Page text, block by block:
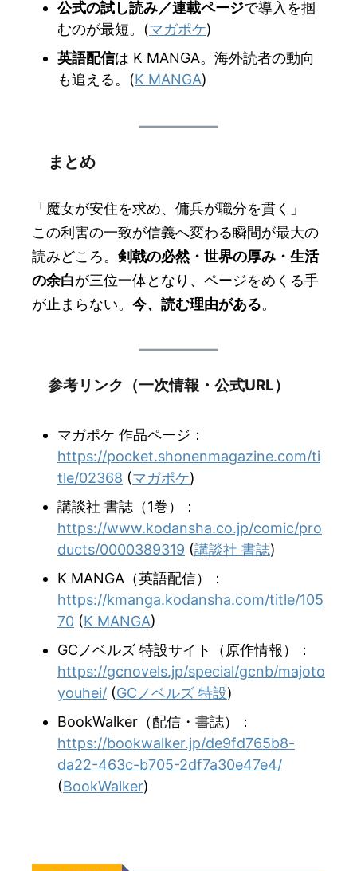
公式の試し読み／連載ページで導入を掴
むのが最短。(マガポケ)
英語配信は K MANGA。海外読者の動向
も追える。(K MANGA)
まとめ
「魔女が安住を求め、傭兵が職分を貫く」
この利害の一致が信義へ変わる瞬間が最大の
読みどころ。 剣戟の必然・世界の厚み・生活
の余白が三位一体となり、ページをめくる手
が止まらない。 今、読む理由がある。
参考リンク（一次情報・公式URL）
マガポケ 作品ページ：
https://pocket.shonenmagazine.com/ti
tle/02368 (マガポケ)
講談社 書誌（1巻）：
https://www.kodansha.co.jp/comic/pro
ducts/0000389319 (講談社 書誌)
K MANGA（英語配信）：
https://kmanga.kodansha.com/title/105
70 (K MANGA)
GCノベルズ 特設サイト（原作情報）：
https://gcnovels.jp/special/gcnb/majoto
youhei/ (GCノベルズ 特設)
BookWalker（配信・書誌）：
https://bookwalker.jp/de9fd765b8-
da22-463c-b705-2df7a30e47e4/
(BookWalker)